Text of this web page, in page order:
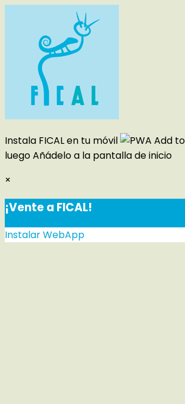
Instala FICAL en tu móvil
luegoAñádelo a la pantalla de inicio
×
¡Vente a FICAL!
Instalar WebApp